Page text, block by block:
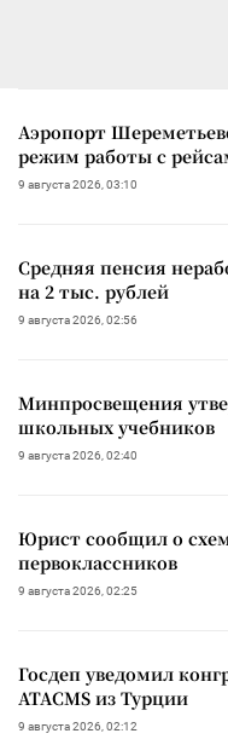
Аэропорт
режим работы с
9 августа 2026, 03:10
Средняя пенсия
на 2 тыс. рублей
9 августа 2026, 02:56
Минпросвещения
школьных учебников
9 августа 2026, 02:40
Юрист сообщил о
первоклассников
9 августа 2026, 02:25
Госдеп уведомил
ATACMS из Турции
9 августа 2026, 02:12